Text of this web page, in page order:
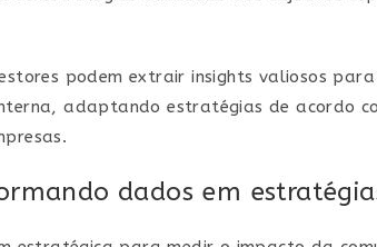
podem extrair insights valiosos
adaptando estratégias de acordo
dados em